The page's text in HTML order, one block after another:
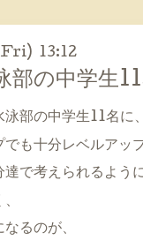
13:12
部の中学生
泳部の中学生11名に
も十分レベルアッ
で考えられるよう
るのが、